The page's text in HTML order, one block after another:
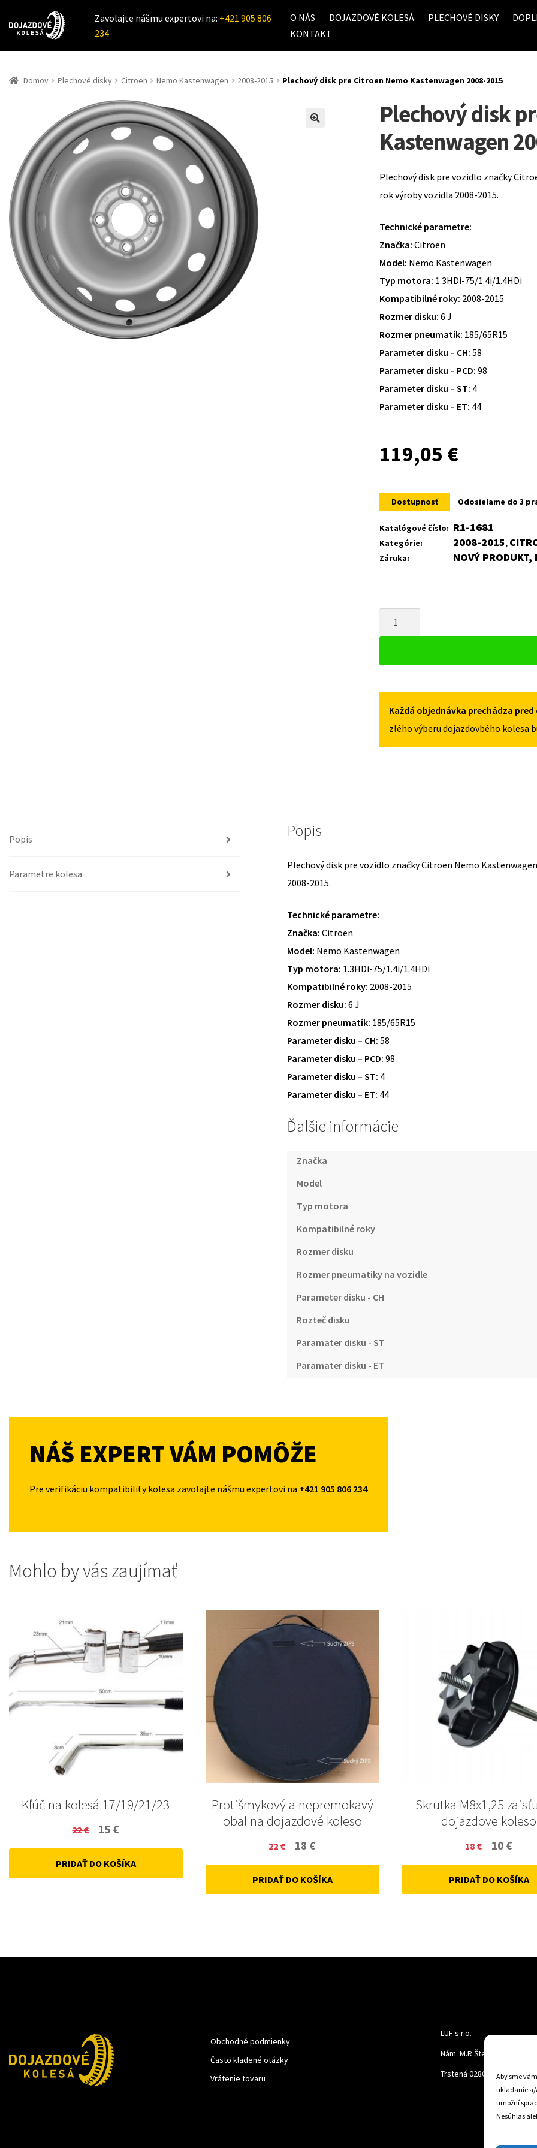
Aby sme
ukladanie a/
umožní
Nesúhlas
Zavolajte nášmu expertovi na: +421 905 806
234
O NÁS DOJAZDOVÉ KOLESÁ PLECHOVÉ DISKY
KONTAKT
Domov Plechové disky Citroen Nemo Kastenwagen 2008-2015 Plechový disk pre Citroen Nemo Kastenwagen 2008-2015
Plechový disk
Kastenwagen
Plechový disk pre vozidlo značky
rok výroby vozidla 2008-2015.
Technické parametre:
Značka: Citroen
Model: Nemo Kastenwagen
Typ motora: 1.3HDi-75/1.4i/1.4HDi
Kompatibilné roky: 2008-2015
Rozmer disku: 6 J
Rozmer pneumatík: 185/65R15
Parameter disku – CH: 58
Parameter disku – PCD: 98
Parameter disku – ST: 4
Parameter disku – ET: 44
119,05 €
Dostupnosť Odosielame do 3
Katalógové číslo: R1-1681
Kategórie: 2008-2015,
Záruka: NOVÝ
PLECHOVÝ
NEMO
KASTENWAGEN
2015
Každá objednávka prechádza
zlého výberu dojazdovbého kolesa
Popis
Parametre kolesa
Popis
Plechový disk pre vozidlo značky Citroen Nemo
2008-2015.
Technické parametre:
Značka: Citroen
Model: Nemo Kastenwagen
Typ motora: 1.3HDi-75/1.4i/1.4HDi
Kompatibilné roky: 2008-2015
Rozmer disku: 6 J
Rozmer pneumatík: 185/65R15
Parameter disku – CH: 58
Parameter disku – PCD: 98
Parameter disku – ST: 4
Parameter disku – ET: 44
Ďalšie informácie
Značka
Model
Typ motora
Kompatibilné roky
Rozmer disku
Rozmer pneumatiky na vozidle
Parameter disku - CH
Rozteč disku
Paramater disku - ST
Paramater disku - ET
NÁŠ EXPERT VÁM POMÔŽE
Pre verifikáciu kompatibility kolesa zavolajte nášmu expertovi na +421 905 806 234
Mohlo by vás zaujímať
Kľúč na kolesá 17/19/21/23
22€
Original
price
was:
15 €
price
is:
PRIDAŤ DO KOŠÍKA
Protišmykový a nepremokavý
obal na dojazdové koleso
22€
Original
price
was:
18 €
price
is:
PRIDAŤ DO KOŠÍKA
Skrutka M8x1,25
dojazdove koleso
18€
Original
price
was:
10 €
price
is:
PRIDAŤ DO KOŠÍKA
Obchodné podmienky
Často kladené otázky
Vrátenie tovaru
LUF s.r.o.
Nám. M.R.Štefanika 518,
Trstená 02801